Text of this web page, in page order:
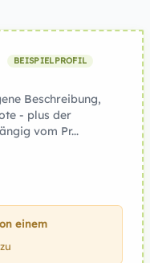
BEISPIELPROFIL
Beschreibung,
- plus der
vom Pr...
einem